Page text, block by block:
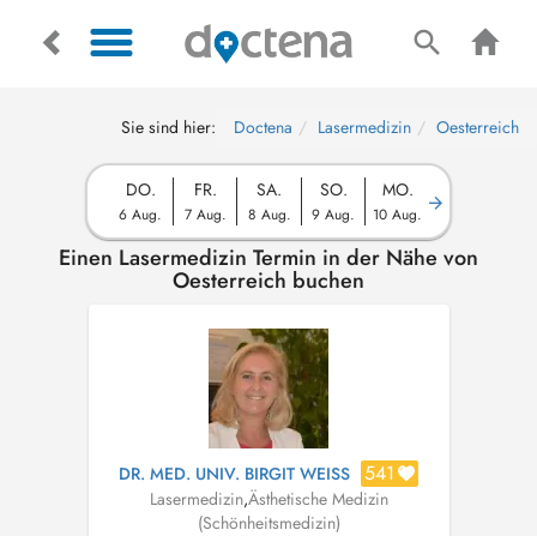
Sie sind hier: Doctena Lasermedizin Oesterreich
DO.
6 Aug.
FR.
7 Aug.
SA.
8 Aug.
SO.
9 Aug.
MO.
10 Aug.
Einen Lasermedizin Termin in der Nähe von
Oesterreich buchen
DR. MED. UNIV. BIRGIT WEISS 541
Lasermedizin,Ästhetische Medizin
(Schönheitsmedizin)